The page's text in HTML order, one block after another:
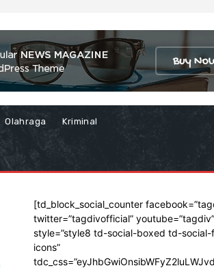
Olahraga Kriminal
[td_block_social_counter
twitter=”tagdivofficial” youtube=”tagdiv”
style=”style8 td-social-boxed td-
icons”